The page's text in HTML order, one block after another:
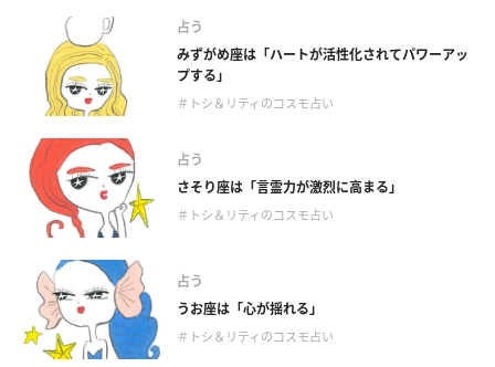
占う
みずがめ座は「ハートが活性化されてパワーアッ
プする」
＃トシ＆リティのコスモ占い
占う
さそり座は「言霊力が激烈に高まる」
＃トシ＆リティのコスモ占い
占う
うお座は「心が揺れる」
＃トシ＆リティのコスモ占い